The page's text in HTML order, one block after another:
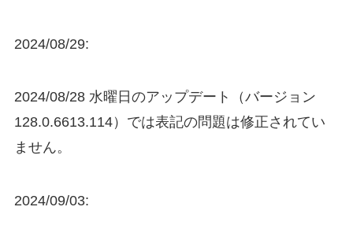
2024/08/29:
2024/08/28 水曜日のアップデート（バージョン
128.0.6613.114）では表記の問題は修正されてい
ません。
2024/09/03: